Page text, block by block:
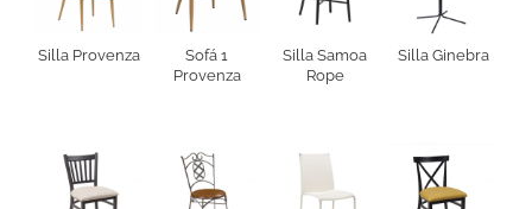
Silla Provenza
Sofá 1
Provenza
Silla Samoa
Rope
Silla Ginebra